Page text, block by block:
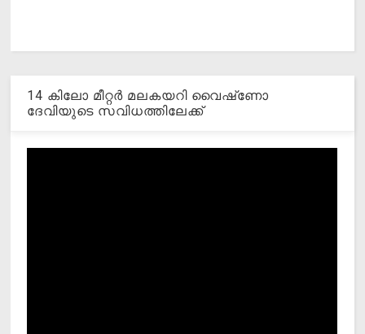
14 കിലോ മീറ്റര്‍ മലകയറി വൈഷ്‌ണോ
ദേവിയുടെ സവിധത്തിലേക്ക്